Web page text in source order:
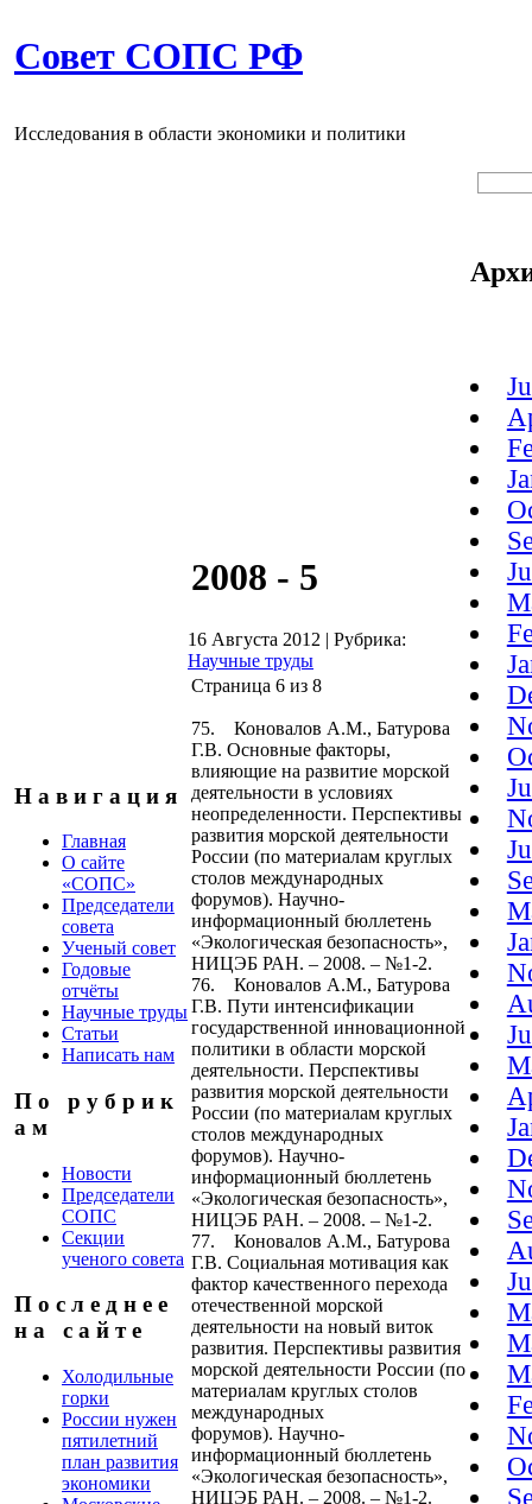
Совет СОПС РФ
Исследования в области экономики и политики
Н а в и г а ц и я
Главная
О сайте
«СОПС»
Председатели
совета
Ученый совет
Годовые
отчёты
Научные труды
Статьи
Написать нам
П о р у б р и к
а м
Новости
Председатели
СОПС
Секции
ученого совета
П о с л е д н е е
н а с а й т е
Холодильные
горки
России нужен
пятилетний
план развития
экономики
2008 - 5
16 Августа 2012 | Рубрика:
Научные труды
Страница 6 из 8
75. Коновалов А.М., Батурова
Г.В. Основные факторы,
влияющие на развитие морской
деятельности в условиях
неопределенности. Перспективы
развития морской деятельности
России (по материалам круглых
столов международных
форумов). Научно-
информационный бюллетень
«Экологическая безопасность»,
НИЦЭБ РАН. – 2008. – №1-2.
76. Коновалов А.М., Батурова
Г.В. Пути интенсификации
государственной инновационной
политики в области морской
деятельности. Перспективы
развития морской деятельности
России (по материалам круглых
столов международных
форумов). Научно-
информационный бюллетень
«Экологическая безопасность»,
НИЦЭБ РАН. – 2008. – №1-2.
77. Коновалов А.М., Батурова
Г.В. Социальная мотивация как
фактор качественного перехода
отечественной морской
деятельности на новый виток
развития. Перспективы развития
морской деятельности России (по
материалам круглых столов
международных
форумов). Научно-
информационный бюллетень
«Экологическая безопасность»,
НИЦЭБ РАН. – 2008. – №1-2.